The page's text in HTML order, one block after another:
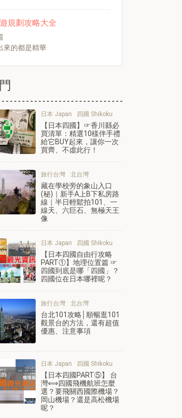
規劃攻略大全
來的都是精華
日本 Japan 四國 Shikoku
【日本四國】☞香川縣必
買清單：精選10樣伴手禮
給它BUY起來，讓你一次
買齊、不虛此行！
旅行台灣 北台灣
藏在學校旁的象山入口
(秘)｜新手A上B下私房路
線｜半日輕鬆拍101、一
線天、六巨石、無極天王
像
日本 Japan 四國 Shikoku
【日本四國自由行攻略
PART①】地理位置篇 ☞
四國到底是哪「四國」？
四國位在日本哪裡呢？
旅行台灣 北台灣
台北101攻略│順暢逛101
觀景台的方法，還有超值
優惠、注意事項
日本 Japan 四國 Shikoku
【日本四國PART⑤】 台
灣⟺四國飛機航班怎麼
選？要飛關西國際機場？
岡山機場？還是高松機場
呢？